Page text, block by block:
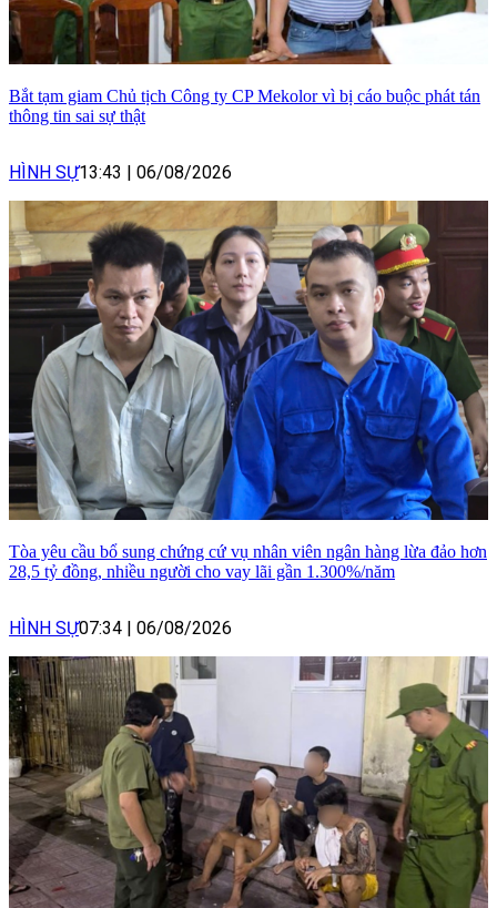
Bắt tạm giam Chủ tịch Công ty CP Mekolor vì bị cáo buộc phát tán
thông tin sai sự thật
HÌNH SỰ13:43 06/08/2026
Tòa yêu cầu bổ sung chứng cứ vụ nhân viên ngân hàng lừa đảo hơn
28,5 tỷ đồng, nhiều người cho vay lãi gần 1.300%/năm
HÌNH SỰ07:34 06/08/2026